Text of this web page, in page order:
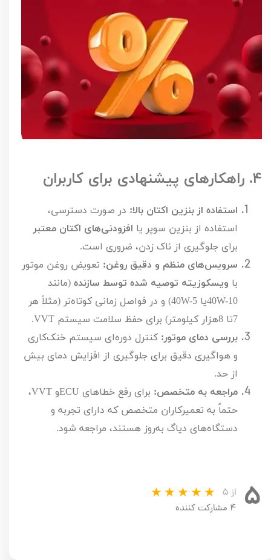
۴. راهکارهای پیشنهادی برای کاربران
استفاده از بنزین اکتان بالا: در صورت دسترسی،
استفاده از بنزین سوپر یا افزودنی‌های اکتان معتبر
برای جلوگیری از ناک زدن، ضروری است.
سرویس‌های منظم و دقیق روغن: تعویض روغن موتور
با ویسکوزیته توصیه شده توسط سازنده (مانند
10
W-
40یا 5
W-
40) و در فواصل زمانی کوتاه‌تر (مثلاً هر
7تا 8هزار کیلومتر) برای حفظ سلامت سیستم VVT
.
بررسی دمای موتور: کنترل دوره‌ای سیستم خنک‌کاری
و هواگیری دقیق برای جلوگیری از افزایش دمای بیش
از حد.
مراجعه به متخصص: برای رفع خطاهای ECUو VVT،
حتماً به تعمیرکاران متخصص که دارای تجربه و
دستگاه‌های دیاگ به‌روز هستند، مراجعه شود.
۵
از ۵
۴ مشارکت کننده